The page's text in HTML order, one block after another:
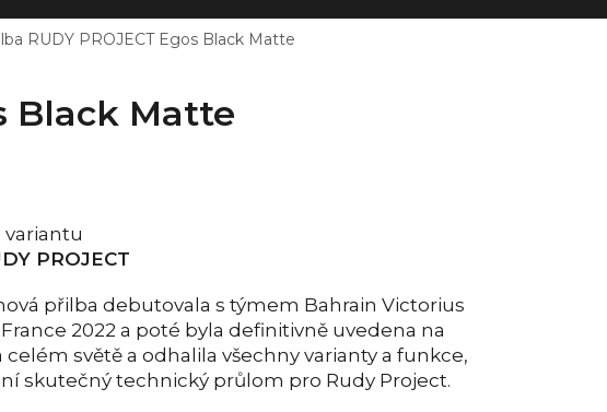
5
RUDY PROJECT Egos Black Matte
Black Matte
variantu
PROJECT
přilba debutovala s týmem Bahrain Victorius
2022 a poté byla definitivně uvedena na
celém světě a odhalila všechny varianty a funkce,
skutečný technický průlom pro Rudy Project.